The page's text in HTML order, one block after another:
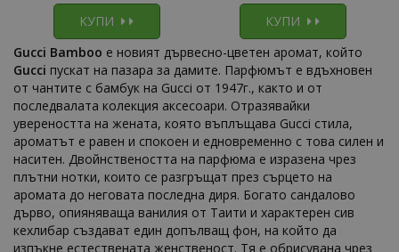
КУПИ
КУПИ
Gucci Bamboo е новият дървесно-цветен аромат, който
Gucci пускат на пазара за дамите. Парфюмът е вдъхновен
от чантите с бамбук на Gucci от 1947г., както и от
последвалата колекция аксесоари. Отразявайки
увереността на жената, която въплъщава Gucci стила,
ароматът е равен и спокоен и едновременно с това силен и
наситен. Двойнствеността на парфюма е изразена чрез
плътни нотки, които се разгръщат през сърцето на
аромата до неговата последна диря. Богато сандалово
дърво, опияняваща ванилия от Таити и характерен сив
кехлибар създават един допълващ фон, на който да
изпъкне естествената женственост. Тя е обрисувана чрез